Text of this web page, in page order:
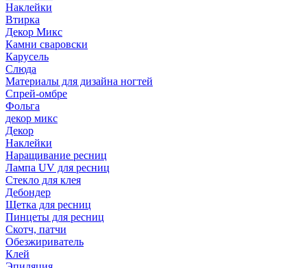
Наклейки
Втирка
Декор Микс
Камни сваровски
Карусель
Слюда
Материалы для дизайна ногтей
Спрей-омбре
Фольга
декор микс
Декор
Наклейки
Наращивание ресниц
Лампа UV для ресниц
Стекло для клея
Дебондер
Щетка для ресниц
Пинцеты для ресниц
Скотч, патчи
Обезжириватель
Клей